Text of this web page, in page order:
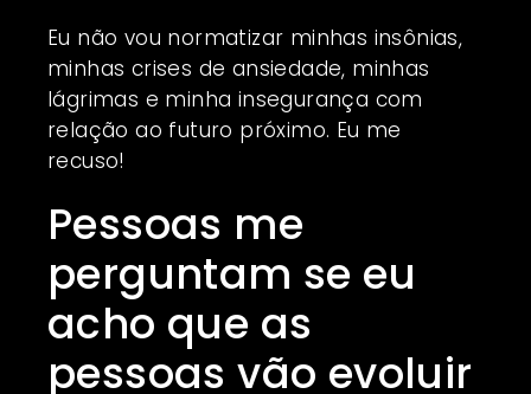
Eu não vou normatizar minhas insônias,
minhas crises de ansiedade, minhas
lágrimas e minha insegurança com
relação ao futuro próximo. Eu me
recuso!
Pessoas me
perguntam se eu
acho que as
pessoas vão evoluir